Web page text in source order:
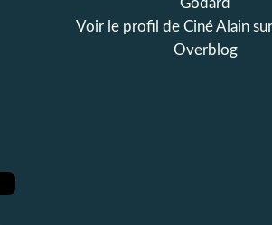
Godard
Voir le profil de Ciné Alain
Overblog